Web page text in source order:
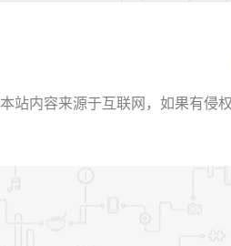
本站内容来源于互联网，如果有侵